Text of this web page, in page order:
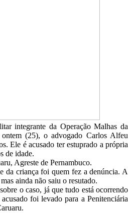
integrante da Operação Malhas da
(25), o advogado Carlos Alfeu
Ele é acusado ter estuprado a própria
de idade.
Agreste de Pernambuco.
da criança foi quem fez a denúncia. A
ainda não saiu o resutado.
o caso, já que tudo está ocorrendo
foi levado para a Penitenciária